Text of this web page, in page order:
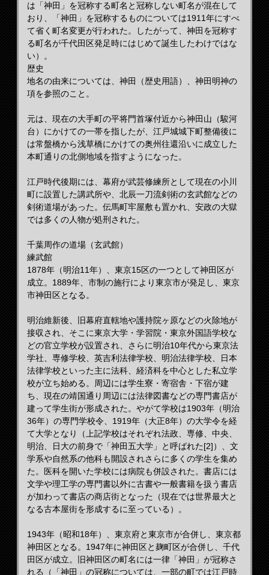
は「神田」を冠称する町名と冠称しない町名が混在して
おり、「神田」を冠称するものについては1911年にすべ
て省く町名変更が行われた。したがって、神田を冠称す
る町名が千代田区発足時にはじめて誕生したわけではな
い）。
歴史
地名の由来については、神田（歴史用語）、神田明神の
項を参照のこと。
元は、現在の大手町の平将門首塚付近から神田山（駿河
台）にかけての一帯を指したが、江戸城城下町整備後に
は常盤橋から浅草橋にかけての奥州往還沿いに成立した
本町通りの北側地域を指すようになった。
江戸時代後期には、幕府が武芸修練所として現在の小川
町に設置した講武所や、北辰一刀流剣術の玄武館などの
剣術道場があった。伝馬町牢屋敷も置かれ、安政の大獄
では多くの人物が処刑された。
千葉周作の道場（玄武館）
練武館
1878年（明治11年）、東京15区の一つとして神田区が
成立。1889年、市制の施行により東京市が発足し、東京
市神田区となる。
明治維新後、旧幕府直轄地や護持院ヶ原などの火除地が
接収され、そこに東京大学・学習院・東京外国語学校な
どの官立学校が設置され、さらに明治10年代から東京法
学社、専修学校、英吉利法律学校、明治法律学校、日本
法律学校といった主に法科、経済科を中心とした私立学
校が立ち始める。周辺には学生寮・寄宿舎・下宿が建
ち、現在の靖国通り周辺には法律図書などの専門書店が
建って学生街が形成された。やがて学校は1903年（明治
36年）の専門学校令、1919年（大正8年）の大学令を経
て大学となり（上記学校はそれぞれ法政、専修、中央、
明治、日大の前身で「神田五大学」と呼ばれた[2]）、文
学系や自然系の他科も開設されさらに多くの学生を集め
た。医科を開いた学校には病院も併設された。書店には
文学や理工学の専門書以外に古書や一般書籍を扱う書店
が加わって書店の商店街となった（現在では世界最大と
なる古本屋街を形成するに至っている）。
1943年（昭和18年）、東京府と東京市が合併し、東京都
神田区となる。1947年に神田区と麹町区が合併し、千代
田区が成立。旧神田区の町名には一律「神田」が冠称さ
れる（「神田」の冠称については、一部の町では江戸時